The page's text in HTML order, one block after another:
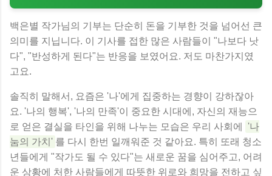
백은별 작가님의 기부는 단순히 돈을 기부한 것을 넘어선 큰
의미를 지닙니다. 이 기사를 접한 많은 사람들이 "나보다 낫
다", "반성하게 된다"는 반응을 보였어요. 저도 마찬가지였
고요.
솔직히 말해서, 요즘은 '나'에게 집중하는 경향이 강하잖아
요. '나의 행복', '나의 만족'이 중요한 시대에, 자신의 재능으
로 얻은 결실을 타인을 위해 나누는 모습은 우리 사회에
'나
눔의 가치' 를 다시 한번 일깨워준 것 같아요. 특히 또래 청소
년들에게 "작가도 될 수 있다"는 새로운 꿈을 심어주고, 어려
운 상황에 처한 사람들에게 따뜻한 위로와 희망을 전하고 싶